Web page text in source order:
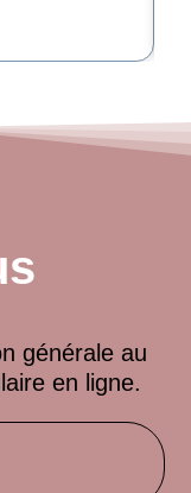
générale au
en ligne.